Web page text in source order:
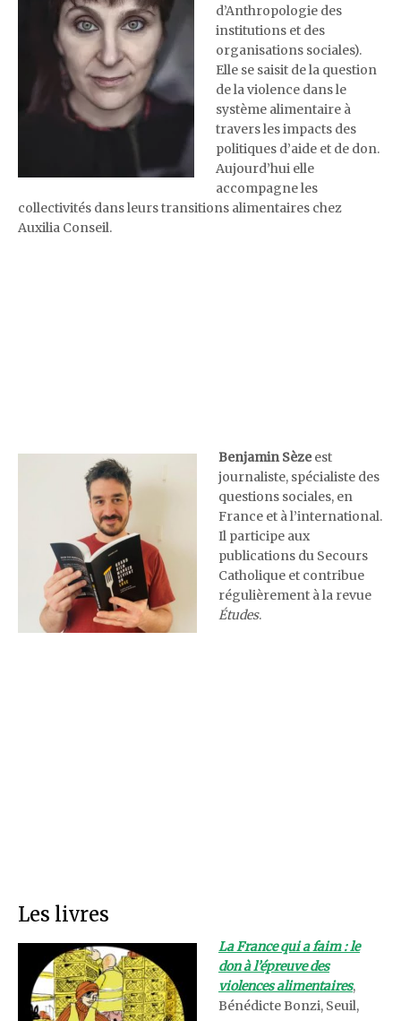
d’Anthropologie des
institutions et des
organisations sociales).
Elle se saisit de la question
de la violence dans le
système alimentaire à
travers les impacts des
politiques d’aide et de don.
Aujourd’hui elle
accompagne les
collectivités dans leurs transitions alimentaires chez
Auxilia Conseil.
Benjamin Sèzeest
journaliste, spécialiste des
questions sociales, en
France et à l’international.
Il participe aux
publications du Secours
Catholique et contribue
régulièrement à la revue
Études.
Les livres
La France qui a faim : le
don à l’épreuve des
violences alimentaires,
Bénédicte Bonzi, Seuil,